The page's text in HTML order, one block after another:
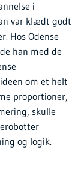
i
var klædt godt
Hos Odense
han med de
om et helt
proportioner,
skulle
og logik.